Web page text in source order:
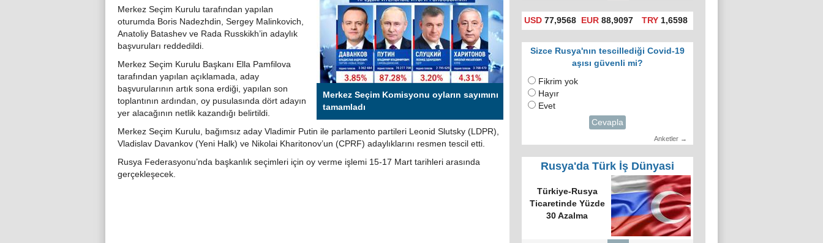
Merkez Seçim Komisyonu oyların sayımını
tamamladı
Merkez Seçim Kurulu tarafından yapılan
oturumda Boris Nadezhdin, Sergey Malinkovich,
Anatoliy Batashev ve Rada Russkikh’in adaylık
başvuruları reddedildi.
Merkez Seçim Kurulu Başkanı Ella Pamfilova
tarafından yapılan açıklamada, aday
başvurularının artık sona erdiği, yapılan son
toplantının ardından, oy pusulasında dört adayın
yer alacağının netlik kazandığı belirtildi.
Merkez Seçim Kurulu, bağımsız aday Vladimir Putin ile parlamento partileri Leonid Slutsky (LDPR),
Vladislav Davankov (Yeni Halk) ve Nikolai Kharitonov’un (CPRF) adaylıklarını resmen tescil etti.
Rusya Federasyonu’nda başkanlık seçimleri için oy verme işlemi 15-17 Mart tarihleri arasında
gerçekleşecek.
USD 77,9568 EUR 88,9097 TRY1,6598
Sizce Rusya'nın tescillediği Covid-19
aşısı güvenli mi?
Fikrim yok
Hayır
Evet
Cevapla
Anketler →
Rusya'da Türk İş Dünyasi
Türkiye-Rusya
Ticaretinde Yüzde
30 Azalma